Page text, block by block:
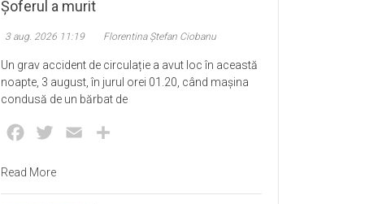
Șoferul a murit
3 aug. 2026 11:19 Florentina Ștefan Ciobanu
Un grav accident de circulație a avut loc în această
noapte, 3 august, în jurul orei 01.20, când mașina
Facebook
Twitter Email